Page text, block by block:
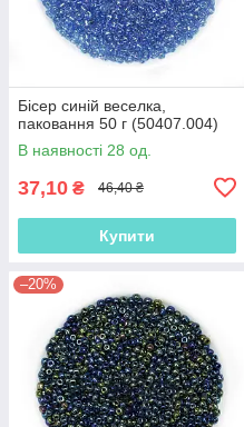
Бісер синій веселка,
паковання 50 г (50407.004)
В наявності 28 од.
37,10 ₴ 46,40 ₴
Купити
–20%